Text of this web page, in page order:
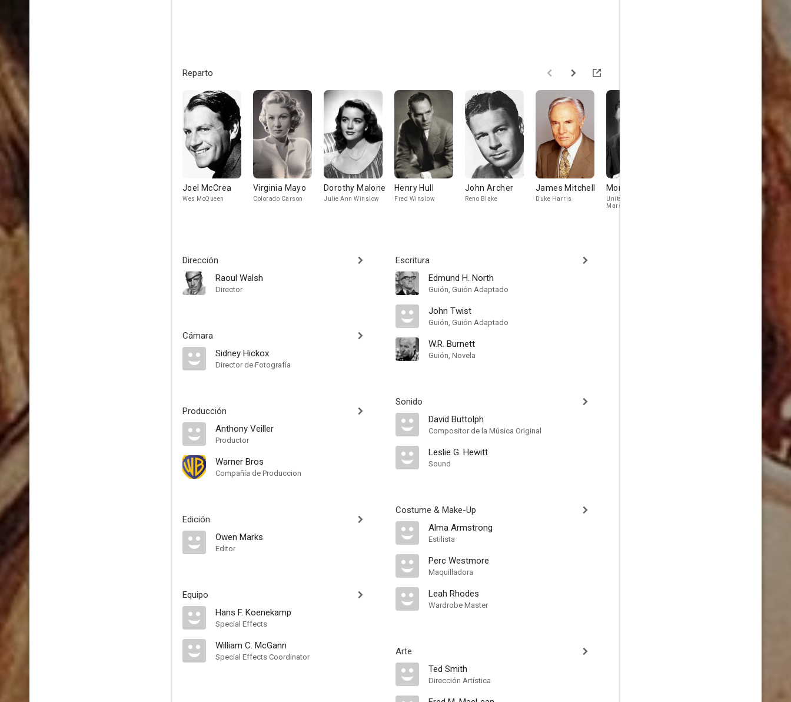
Reparto
Joel McCrea
Wes McQueen
Virginia Mayo
Colorado Carson
Dorothy Malone
Julie Ann Winslow
Henry Hull
Fred Winslow
John Archer
Reno Blake
James Mitchell
Duke Harris
Morris Ankrum
United States
Marshal
Frank
Dirección
Raoul Walsh
Director
Cámara
Sidney Hickox
Director de Fotografía
Producción
Anthony Veiller
Productor
Warner Bros
Compañía de Produccion
Edición
Owen Marks
Editor
Equipo
Hans F. Koenekamp
Special Effects
William C. McGann
Special Effects Coordinator
Escritura
Edmund H. North
Guión, Guión Adaptado
John Twist
Guión, Guión Adaptado
W.R. Burnett
Guión, Novela
Sonido
David Buttolph
Compositor de la Música Original
Leslie G. Hewitt
Sound
Costume & Make-Up
Alma Armstrong
Estilista
Perc Westmore
Maquilladora
Leah Rhodes
Wardrobe Master
Arte
Ted Smith
Dirección Artística